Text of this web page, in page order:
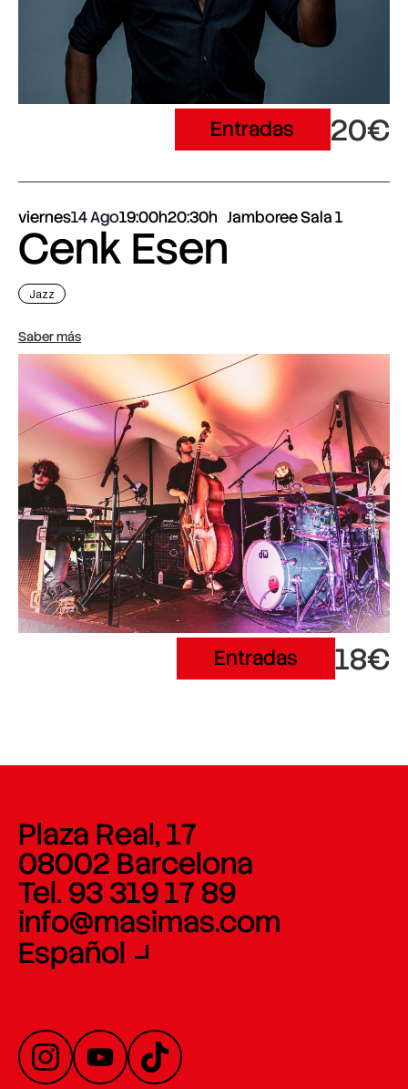
Entradas 20€
viernes14 Ago19:00h20:30h Jamboree Sala 1
Cenk Esen
Jazz
Saber más
Entradas 18€
Plaza Real, 17
08002 Barcelona
Tel. 93 319 17 89
info@masimas.com
Español